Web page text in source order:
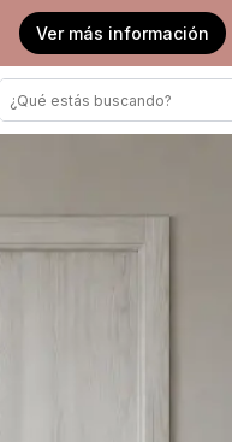
Ver más información